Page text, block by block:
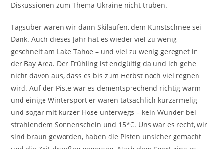
Diskussionen zum Thema Ukraine nicht trüben.
Tagsüber waren wir dann Skilaufen, dem Kunstschnee sei
Dank. Auch dieses Jahr hat es wieder viel zu wenig
geschneit am Lake Tahoe – und viel zu wenig geregnet in
der Bay Area. Der Frühling ist endgültig da und ich gehe
nicht davon aus, dass es bis zum Herbst noch viel regnen
wird. Auf der Piste war es dementsprechend richtig warm
und einige Wintersportler waren tatsächlich kurzärmelig
und sogar mit kurzer Hose unterwegs – kein Wunder bei
strahlendem Sonnenschein und 15*C. Uns war es recht, wir
sind braun geworden, haben die Pisten unsicher gemacht